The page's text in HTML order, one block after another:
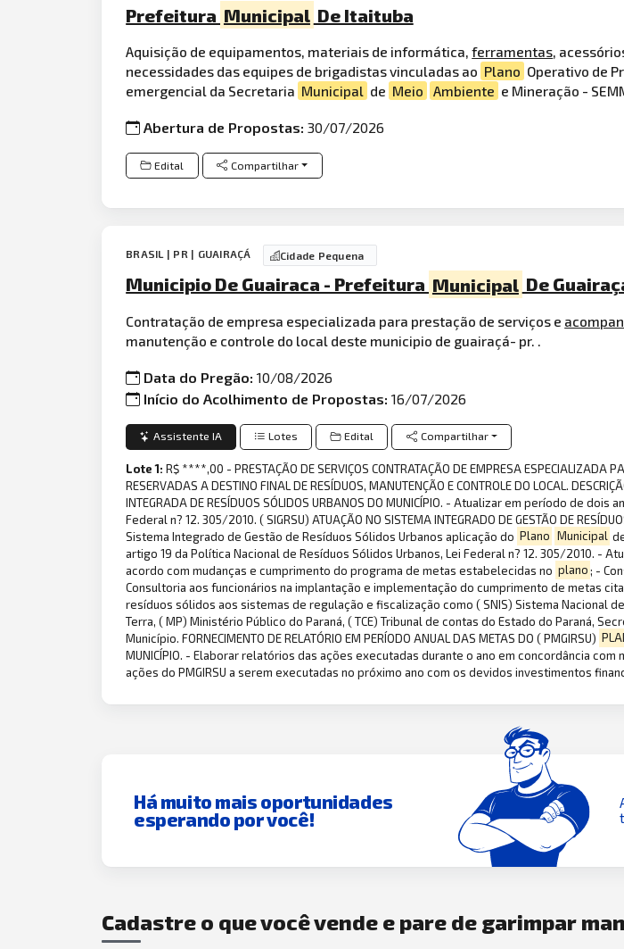
Prefeitura Municipal De Itaituba
Aquisição de equipamentos, materiais de informática,ferramentas,
necessidades das equipes de brigadistas vinculadas ao Plano Operativo de
emergencial da Secretaria Municipal de Meio Ambiente e Mineração -
Abertura de Propostas:30/07/2026
Edital Compartilhar
BRASIL | PR | GUAIRAÇÁ Cidade Pequena
Municipio De Guairaca - Prefeitura Municipal De
Contratação de empresa especializada para prestação de serviços e
manutenção e controle do local deste municipio de guairaçá- pr. .
Data do Pregão:10/08/2026
Início do Acolhimento de Propostas:16/07/2026
Assistente IA Lotes Edital Compartilhar
Lote 1:R$ ****,00 - PRESTAÇÃO DE SERVIÇOS CONTRATAÇÃO DE EMPRESA ESPECIALIZADA
RESERVADAS A DESTINO FINAL DE RESÍDUOS, MANUTENÇÃO E CONTROLE DO LOCAL.
INTEGRADA DE RESÍDUOS SÓLIDOS URBANOS DO MUNICÍPIO. - Atualizar em período de
Federal n? 12. 305/2010. ( SIGRSU) ATUAÇÃO NO SISTEMA INTEGRADO DE GESTÃO DE
Sistema Integrado de Gestão de Resíduos Sólidos Urbanos aplicação do Plano Municipal
artigo 19 da Política Nacional de Resíduos Sólidos Urbanos, Lei Federal n? 12. 305/2010. -
acordo com mudanças e cumprimento do programa de metas estabelecidas no plano; -
Consultoria aos funcionários na implantação e implementação do cumprimento de metas
resíduos sólidos aos sistemas de regulação e fiscalização como ( SNIS) Sistema Nacional
Terra, ( MP) Ministério Público do Paraná, ( TCE) Tribunal de contas do Estado do Paraná,
Município. FORNECIMENTO DE RELATÓRIO EM PERÍODO ANUAL DAS METAS DO ( PMGIRSU)
MUNICÍPIO. - Elaborar relatórios das ações executadas durante o ano em concordância
ações do PMGIRSU a serem executadas no próximo ano com os devidos investimentos
Há muito mais oportunidades
esperando por você!
Cadastre o que você vende e pare de garimpar